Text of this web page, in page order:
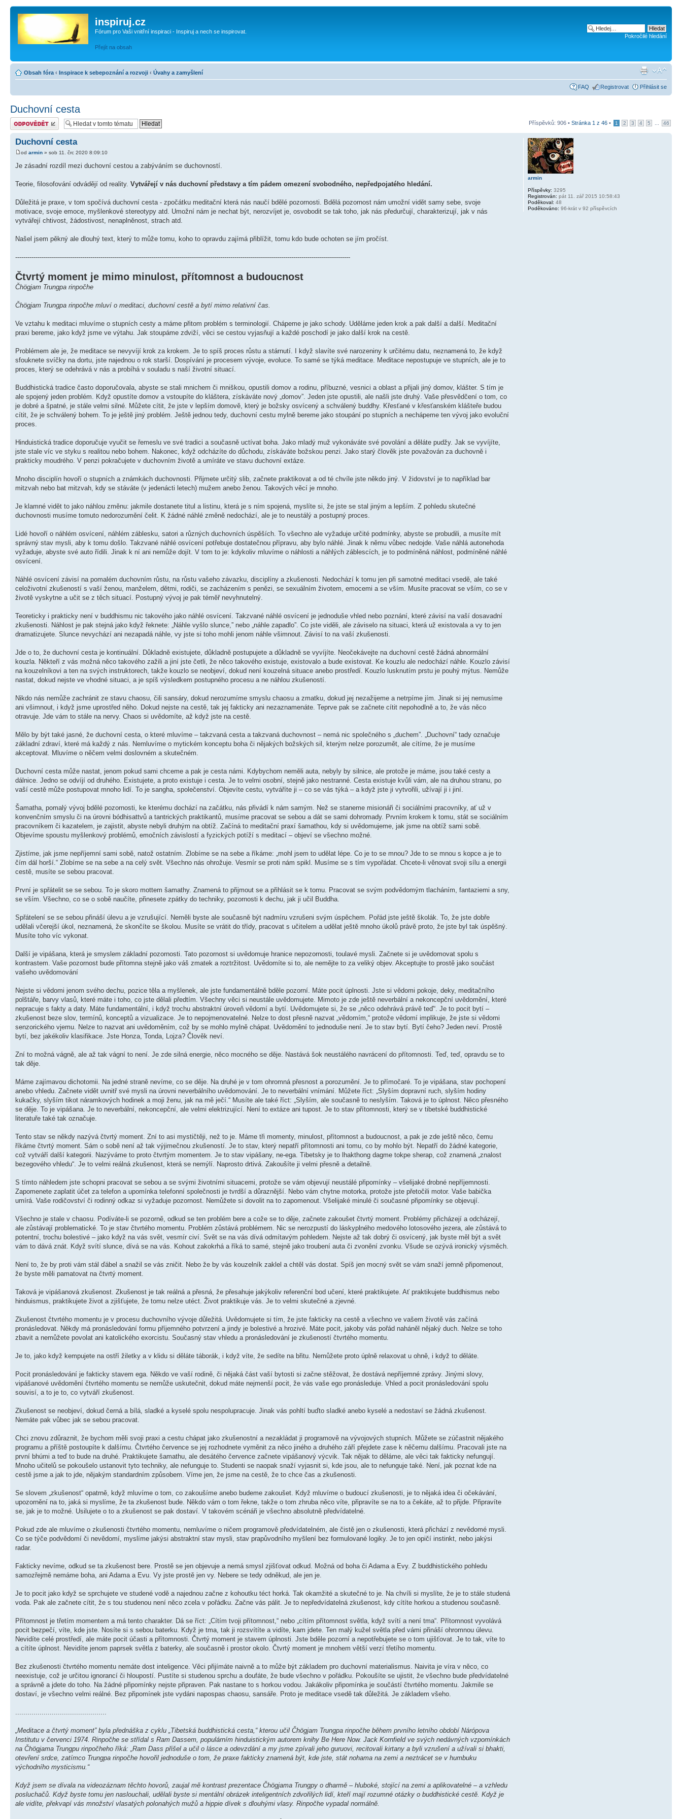
inspiruj.cz
Fórum pro Vaši vnitřní inspiraci - Inspiruj a nech se inspirovat.
Přejít na obsah
Pokročilé hledání
Obsah fóra ‹ Inspirace k sebepoznání a rozvoji ‹ Úvahy a zamyšlení
FAQ Registrovat Přihlásit se
Duchovní cesta
Odeslat odpověď Příspěvků: 906 • Stránka 1 z 46 • 1 2 3 4 5 46
Duchovní cesta
od armin » sob 11. črc 2020 8:09:10
Je zásadní rozdíl mezi duchovní cestou a zabýváním se duchovností.
Teorie, filosofování odvádějí od reality. Vytvářejí v nás duchovní představy a tím pádem omezení svobodného, nepředpojatého hledání.
Důležitá je praxe, v tom spočívá duchovní cesta - zpočátku meditační která nás naučí bdělé pozornosti. Bdělá pozornost nám umožní vidět samy sebe, svoje
motivace, svoje emoce, myšlenkové stereotypy atd. Umožní nám je nechat být, nerozvíjet je, osvobodit se tak toho, jak nás předurčují, charakterizují, jak v nás
vytvářejí chtivost, žádostivost, nenaplněnost, strach atd.
Našel jsem pěkný ale dlouhý text, který to může tomu, koho to opravdu zajímá přiblížit, tomu kdo bude ochoten se jím pročíst.
---------------------------------------------------------------------------------------------------------------------------------------------------------------------
Čtvrtý moment je mimo minulost, přítomnost a budoucnost
Čhögjam Trungpa rinpočhe
Čhögjam Trungpa rinpočhe mluví o meditaci, duchovní cestě a bytí mimo relativní čas.
Ve vztahu k meditaci mluvíme o stupních cesty a máme přitom problém s terminologií. Chápeme je jako schody. Uděláme jeden krok a pak další a další. Meditační
praxi bereme, jako když jsme ve výtahu. Jak stoupáme zdviží, věci se cestou vyjasňují a každé poschodí je jako další krok na cestě.
Problémem ale je, že meditace se nevyvíjí krok za krokem. Je to spíš proces růstu a stárnutí. I když slavíte své narozeniny k určitému datu, neznamená to, že když
sfouknete svíčky na dortu, jste najednou o rok starší. Dospívání je procesem vývoje, evoluce. To samé se týká meditace. Meditace nepostupuje ve stupních, ale je to
proces, který se odehrává v nás a probíhá v souladu s naší životní situací.
Buddhistická tradice často doporučovala, abyste se stali mnichem či mniškou, opustili domov a rodinu, příbuzné, vesnici a oblast a přijali jiný domov, klášter. S tím je
ale spojený jeden problém. Když opustíte domov a vstoupíte do kláštera, získáváte nový „domov”. Jeden jste opustili, ale našli jste druhý. Vaše přesvědčení o tom, co
je dobré a špatné, je stále velmi silné. Můžete cítit, že jste v lepším domově, který je božsky osvícený a schválený buddhy. Křesťané v křesťanském klášteře budou
cítit, že je schválený bohem. To je ještě jiný problém. Ještě jednou tedy, duchovní cestu mylně bereme jako stoupání po stupních a nechápeme ten vývoj jako evoluční
proces.
Hinduistická tradice doporučuje vyučit se řemeslu ve své tradici a současně uctívat boha. Jako mladý muž vykonáváte své povolání a děláte pudžy. Jak se vyvíjíte,
jste stale víc ve styku s realitou nebo bohem. Nakonec, když odcházíte do důchodu, získáváte božskou penzi. Jako starý člověk jste považován za duchovně i
prakticky moudrého. V penzi pokračujete v duchovním životě a umíráte ve stavu duchovní extáze.
Mnoho disciplín hovoří o stupních a známkách duchovnosti. Přijmete určitý slib, začnete praktikovat a od té chvíle jste někdo jiný. V židovství je to například bar
mitzvah nebo bat mitzvah, kdy se stáváte (v jedenácti letech) mužem anebo ženou. Takových věcí je mnoho.
Je klamné vidět to jako náhlou změnu: jakmile dostanete titul a listinu, která je s ním spojená, myslíte si, že jste se stal jiným a lepším. Z pohledu skutečné
duchovnosti musíme tomuto nedorozumění čelit. K žádné náhlé změně nedochází, ale je to neustálý a postupný proces.
Lidé hovoří o náhlém osvícení, náhlém záblesku, satori a různých duchovních úspěších. To všechno ale vyžaduje určité podmínky, abyste se probudili, a musíte mít
správný stav mysli, aby k tomu došlo. Takzvané náhlé osvícení potřebuje dostatečnou přípravu, aby bylo náhlé. Jinak k němu vůbec nedojde. Vaše náhlá autonehoda
vyžaduje, abyste své auto řídili. Jinak k ní ani nemůže dojít. V tom to je: kdykoliv mluvíme o náhlosti a náhlých záblescích, je to podmíněná náhlost, podmíněné náhlé
osvícení.
Náhlé osvícení závisí na pomalém duchovním růstu, na růstu vašeho závazku, disciplíny a zkušenosti. Nedochází k tomu jen při samotné meditaci vsedě, ale také
celoživotní zkušeností s vaší ženou, manželem, dětmi, rodiči, se zacházením s penězi, se sexuálním životem, emocemi a se vším. Musíte pracovat se vším, co se v
životě vyskytne a učit se z těch situací. Postupný vývoj je pak téměř nevyhnutelný.
Teoreticky i prakticky není v buddhismu nic takového jako náhlé osvícení. Takzvané náhlé osvícení je jednoduše vhled nebo poznání, které závisí na vaší dosavadní
zkušenosti. Náhlost je pak stejná jako když řeknete: „Náhle vyšlo slunce,” nebo „náhle zapadlo”. Co jste viděli, ale záviselo na situaci, která už existovala a vy to jen
dramatizujete. Slunce nevychází ani nezapadá náhle, vy jste si toho mohli jenom náhle všimnout. Závisí to na vaší zkušenosti.
Jde o to, že duchovní cesta je kontinuální. Důkladně existujete, důkladně postupujete a důkladně se vyvíjíte. Neočekávejte na duchovní cestě žádná abnormální
kouzla. Někteří z vás možná něco takového zažili a jiní jste četli, že něco takového existuje, existovalo a bude existovat. Ke kouzlu ale nedochází náhle. Kouzlo závisí
na kouzelníkovi a ten na svých instruktorech, takže kouzlo se neobjeví, dokud není kouzelná situace anebo prostředí. Kouzlo lusknutím prstu je pouhý mýtus. Nemůže
nastat, dokud nejste ve vhodné situaci, a je spíš výsledkem postupného procesu a ne náhlou zkušeností.
Nikdo nás nemůže zachránit ze stavu chaosu, čili sansáry, dokud nerozumíme smyslu chaosu a zmatku, dokud jej nezažijeme a netrpíme jím. Jinak si jej nemusíme
ani všimnout, i když jsme uprostřed něho. Dokud nejste na cestě, tak jej fakticky ani nezaznamenáte. Teprve pak se začnete cítit nepohodlně a to, že vás něco
otravuje. Jde vám to stále na nervy. Chaos si uvědomíte, až když jste na cestě.
Mělo by být také jasné, že duchovní cesta, o které mluvíme – takzvaná cesta a takzvaná duchovnost – nemá nic společného s „duchem”. „Duchovní“ tady označuje
základní zdraví, které má každý z nás. Nemluvíme o mytickém konceptu boha či nějakých božských sil, kterým nelze porozumět, ale cítíme, že je musíme
akceptovat. Mluvíme o něčem velmi doslovném a skutečném.
Duchovní cesta může nastat, jenom pokud sami chceme a pak je cesta námi. Kdybychom neměli auta, nebyly by silnice, ale protože je máme, jsou také cesty a
dálnice. Jedno se odvíjí od druhého. Existujete, a proto existuje i cesta. Je to velmi osobní, stejně jako nestranné. Cesta existuje kvůli vám, ale na druhou stranu, po
vaší cestě může postupovat mnoho lidí. To je sangha, společenství. Objevíte cestu, vytváříte ji – co se vás týká – a když jste ji vytvořili, užívají ji i jiní.
Šamatha, pomalý vývoj bdělé pozornosti, ke kterému dochází na začátku, nás přivádí k nám samým. Než se staneme misionáři či sociálními pracovníky, ať už v
konvenčním smyslu či na úrovni bódhisattvů a tantrických praktikantů, musíme pracovat se sebou a dát se sami dohromady. Prvním krokem k tomu, stát se sociálním
pracovníkem či kazatelem, je zajistit, abyste nebyli druhým na obtíž. Začíná to meditační praxí šamathou, kdy si uvědomujeme, jak jsme na obtíž sami sobě.
Objevíme spoustu myšlenkový problémů, emočních závislostí a fyzických potíží s meditací – objeví se všechno možné.
Zjistíme, jak jsme nepříjemní sami sobě, natož ostatním. Zlobíme se na sebe a říkáme: „mohl jsem to udělat lépe. Co je to se mnou? Jde to se mnou s kopce a je to
čím dál horší.“ Zlobíme se na sebe a na celý svět. Všechno nás ohrožuje. Vesmír se proti nám spikl. Musíme se s tím vypořádat. Chcete-li věnovat svoji sílu a energii
cestě, musíte se sebou pracovat.
První je spřátelit se se sebou. To je skoro mottem šamathy. Znamená to přijmout se a přihlásit se k tomu. Pracovat se svým podvědomým tlacháním, fantaziemi a sny,
se vším. Všechno, co se o sobě naučíte, přinesete zpátky do techniky, pozornosti k dechu, jak ji učil Buddha.
Spřátelení se se sebou přináší úlevu a je vzrušující. Neměli byste ale současně být nadmíru vzrušeni svým úspěchem. Pořád jste ještě školák. To, že jste dobře
udělali včerejší úkol, neznamená, že skončíte se školou. Musíte se vrátit do třídy, pracovat s učitelem a udělat ještě mnoho úkolů právě proto, že jste byl tak úspěšný.
Musíte toho víc vykonat.
Další je vipášana, která je smyslem základní pozornosti. Tato pozornost si uvědomuje hranice nepozornosti, toulavé mysli. Začnete si je uvědomovat spolu s
kontrastem. Vaše pozornost bude přítomna stejně jako váš zmatek a roztržitost. Uvědomíte si to, ale nemějte to za veliký objev. Akceptujte to prostě jako součást
vašeho uvědomování
Nejste si vědomi jenom svého dechu, pozice těla a myšlenek, ale jste fundamentálně bděle pozorní. Máte pocit úplnosti. Jste si vědomi pokoje, deky, meditačního
polštáře, barvy vlasů, které máte i toho, co jste dělali předtím. Všechny věci si neustále uvědomujete. Mimoto je zde ještě neverbální a nekoncepční uvědomění, které
nepracuje s fakty a daty. Máte fundamentální, i když trochu abstraktní úroveň vědomí a bytí. Uvědomujete si, že se „něco odehrává právě teď“. Je to pocit bytí –
zkušenost beze slov, termínů, konceptů a vizualizace. Je to nepojmenovatelné. Nelze to dost přesně nazvat „vědomím,“ protože vědomí implikuje, že jste si vědomi
senzorického vjemu. Nelze to nazvat ani uvědoměním, což by se mohlo mylně chápat. Uvědomění to jednoduše není. Je to stav bytí. Bytí čeho? Jeden neví. Prostě
bytí, bez jakékoliv klasifikace. Jste Honza, Tonda, Lojza? Člověk neví.
Zní to možná vágně, ale až tak vágní to není. Je zde silná energie, něco mocného se děje. Nastává šok neustálého navrácení do přítomnosti. Teď, teď, opravdu se to
tak děje.
Máme zajímavou dichotomii. Na jedné straně nevíme, co se děje. Na druhé je v tom ohromná přesnost a porozumění. Je to přímočaré. To je vipášana, stav pochopení
anebo vhledu. Začnete vidět uvnitř své mysli na úrovni neverbálního uvědomování. Je to neverbální vnímání. Můžete říct: „Slyším dopravní ruch, slyším hodiny
kukačky, slyším tikot náramkových hodinek a moji ženu, jak na mě ječí.“ Musíte ale také říct: „Slyším, ale současně to neslyším. Taková je to úplnost. Něco přesného
se děje. To je vipášana. Je to neverbální, nekoncepční, ale velmi elektrizující. Není to extáze ani tupost. Je to stav přítomnosti, který se v tibetské buddhistické
literatuře také tak označuje.
Tento stav se někdy nazývá čtvrtý moment. Zní to asi mystičtěji, než to je. Máme tři momenty, minulost, přítomnost a budoucnost, a pak je zde ještě něco, čemu
říkáme čtvrtý moment. Sám o sobě není až tak výjimečnou zkušeností. Je to stav, který nepatří přítomnosti ani tomu, co by mohlo být. Nepatří do žádné kategorie,
což vytváří další kategorii. Nazýváme to proto čtvrtým momentem. Je to stav vipášany, ne-ega. Tibetsky je to lhakthong dagme tokpe sherap, což znamená „znalost
bezegového vhledu“. Je to velmi reálná zkušenost, která se nemýlí. Naprosto drtivá. Zakoušíte ji velmi přesně a detailně.
S tímto náhledem jste schopni pracovat se sebou a se svými životními situacemi, protože se vám objevují neustálé připomínky – všelijaké drobné nepříjemnosti.
Zapomenete zaplatit účet za telefon a upomínka telefonní společnosti je tvrdší a důraznější. Nebo vám chytne motorka, protože jste přetočili motor. Vaše babička
umírá. Vaše rodičovství či rodinný odkaz si vyžaduje pozornost. Nemůžete si dovolit na to zapomenout. Všelijaké minulé či současné připomínky se objevují.
Všechno je stale v chaosu. Podíváte-li se pozorně, odkud se ten problém bere a cože se to děje, začnete zakoušet čtvrtý moment. Problémy přicházejí a odcházejí,
ale zůstávají problematické. To je stav čtvrtého momentu. Problém zůstává problémem. Nic se nerozpustí do láskyplného medového lotosového jezera, ale zůstává to
potentní, trochu bolestivé – jako když na vás svět, vesmír civí. Svět se na vás dívá odmítavým pohledem. Nejste až tak dobrý či osvícený, jak byste měl být a svět
vám to dává znát. Když svítí slunce, dívá se na vás. Kohout zakokrhá a říká to samé, stejně jako troubení auta či zvonění zvonku. Všude se ozývá ironický výsměch.
Není to, že by proti vám stál ďábel a snažil se vás zničit. Nebo že by vás kouzelník zaklel a chtěl vás dostat. Spíš jen mocný svět se vám snaží jemně připomenout,
že byste měli pamatovat na čtvrtý moment.
Taková je vipášanová zkušenost. Zkušenost je tak reálná a přesná, že přesahuje jakýkoliv referenční bod učení, které praktikujete. Ať praktikujete buddhismus nebo
hinduismus, praktikujete život a zjišťujete, že tomu nelze utéct. Život praktikuje vás. Je to velmi skutečné a zjevné.
Zkušenost čtvrtého momentu je v procesu duchovního vývoje důležitá. Uvědomujete si tím, že jste fakticky na cestě a všechno ve vašem životě vás začíná
pronásledovat. Někdy má pronásledování formu příjemného potvrzení a jindy je bolestivé a hrozivé. Máte pocit, jakoby vás pořád naháněl nějaký duch. Nelze se toho
zbavit a nemůžete povolat ani katolického exorcistu. Současný stav vhledu a pronásledování je zkušeností čtvrtého momentu.
Je to, jako když kempujete na ostří žiletky a v klidu si děláte táborák, i když víte, že sedíte na břitu. Nemůžete proto úplně relaxovat u ohně, i když to děláte.
Pocit pronásledování je fakticky stavem ega. Někdo ve vaší rodině, či nějaká část vaší bytosti si začne stěžovat, že dostává nepříjemné zprávy. Jinými slovy,
vipášanové uvědomění čtvrtého momentu se nemůže uskutečnit, dokud máte nejmenší pocit, že vás vaše ego pronásleduje. Vhled a pocit pronásledování spolu
souvisí, a to je to, co vytváří zkušenost.
Zkušenost se neobjeví, dokud černá a bílá, sladké a kyselé spolu nespolupracuje. Jinak vás pohltí buďto sladké anebo kyselé a nedostaví se žádná zkušenost.
Nemáte pak vůbec jak se sebou pracovat.
Chci znovu zdůraznit, že bychom měli svoji praxi a cestu chápat jako zkušenostní a nezakládat ji programově na vývojových stupních. Můžete se zúčastnit nějakého
programu a příště postoupíte k dalšímu. Čtvrtého července se jej rozhodnete vyměnit za něco jiného a druhého září přejdete zase k něčemu dalšímu. Pracovali jste na
první bhúmi a teď to bude na druhé. Praktikujete šamathu, ale desátého července začnete vipášanový výcvik. Tak nějak to děláme, ale věci tak fakticky nefungují.
Mnoho učitelů se pokoušelo ustanovit tyto techniky, ale nefunguje to. Studenti se naopak snaží vyjasnit si, kde jsou, ale to nefunguje také. Není, jak poznat kde na
cestě jsme a jak to jde, nějakým standardním způsobem. Víme jen, že jsme na cestě, že to chce čas a zkušenosti.
Se slovem „zkušenost“ opatrně, když mluvíme o tom, co zakoušíme anebo budeme zakoušet. Když mluvíme o budoucí zkušenosti, je to nějaká idea či očekávání,
upozornění na to, jaká si myslíme, že ta zkušenost bude. Někdo vám o tom řekne, takže o tom zhruba něco víte, připravíte se na to a čekáte, až to přijde. Připravíte
se, jak je to možné. Usilujete o to a zkušenost se pak dostaví. V takovém scénáři je všechno absolutně předvídatelné.
Pokud zde ale mluvíme o zkušenosti čtvrtého momentu, nemluvíme o ničem programově předvídatelném, ale čistě jen o zkušenosti, která přichází z nevědomé mysli.
Co se týče podvědomí či nevědomí, myslíme jakýsi abstraktní stav mysli, stav prapůvodního myšlení bez formulované logiky. Je to jen opičí instinkt, nebo jakýsi
radar.
Fakticky nevíme, odkud se ta zkušenost bere. Prostě se jen objevuje a nemá smysl zjišťovat odkud. Možná od boha či Adama a Evy. Z buddhistického pohledu
samozřejmě nemáme boha, ani Adama a Evu. Vy jste prostě jen vy. Nebere se tedy odněkud, ale jen je.
Je to pocit jako když se sprchujete ve studené vodě a najednou začne z kohoutku téct horká. Tak okamžité a skutečné to je. Na chvíli si myslíte, že je to stále studená
voda. Pak ale začnete cítit, že s tou studenou není něco zcela v pořádku. Začne vás pálit. Je to nepředvídatelná zkušenost, kdy cítíte horkou a studenou současně.
Přítomnost je třetím momentem a má tento charakter. Dá se říct: „Cítím tvoji přítomnost,“ nebo „cítím přítomnost světla, když svítí a není tma“. Přítomnost vyvolává
pocit bezpečí, víte, kde jste. Nosíte si s sebou baterku. Když je tma, tak ji rozsvítíte a vidíte, kam jdete. Ten malý kužel světla před vámi přináší ohromnou úlevu.
Nevidíte celé prostředí, ale máte pocit účasti a přítomnosti. Čtvrtý moment je stavem úplnosti. Jste bděle pozorní a nepotřebujete se o tom ujišťovat. Je to tak, víte to
a cítíte úplnost. Nevidíte jenom paprsek světla z baterky, ale současně i prostor okolo. Čtvrtý moment je mnohem větší verzí třetího momentu.
Bez zkušenosti čtvrtého momentu nemáte dost inteligence. Věci přijímáte naivně a to může být základem pro duchovní materialismus. Naivita je víra v něco, co
neexistuje, což je určitou ignorancí či hloupostí. Pustíte si studenou sprchu a doufáte, že bude všechno v pořádku. Pokoušíte se ujistit, že všechno bude předvídatelné
a správně a jdete do toho. Na žádné připomínky nejste připraven. Pak nastane to s horkou vodou. Jakákoliv připomínka je součástí čtvrtého momentu. Jakmile se
dostaví, je všechno velmi reálné. Bez připomínek jste vydáni napospas chaosu, sansáře. Proto je meditace vsedě tak důležitá. Je základem všeho.
.............................................
„Meditace a čtvrtý moment” byla přednáška z cyklu „Tibetská buddhistická cesta,“ kterou učil Čhögjam Trungpa rinpočhe během prvního letního období Nárópova
Institutu v červenci 1974. Rinpočhe se střídal s Ram Dassem, populárním hinduistickým autorem knihy Be Here Now. Jack Kornfield ve svých nedávných vzpomínkách
na Čhögjama Trungpu rinpočheho říká: „Ram Dass přišel a učil o lásce a odevzdání a my jsme zpívali jeho guruovi, recitovali kirtany a byli vzrušení a užívali si bhakti,
otevření srdce, zatímco Trungpa rinpočhe hovořil jednoduše o tom, že praxe fakticky znamená být, kde jste, stát nohama na zemi a neztrácet se v humbuku
východního mysticismu.“
Když jsem se dívala na videozáznam těchto hovorů, zaujal mě kontrast prezentace Čhögjama Trungpy o dharmě – hluboké, stojící na zemi a aplikovatelné – a vzhledu
posluchačů. Když byste tomu jen naslouchali, udělali byste si mentální obrázek inteligentních zdvořilých lidí, kteří mají rozumné otázky o buddhistické cestě. Když je
ale vidíte, překvapí vás množství vlasatých polonahých mužů a hippie dívek s dlouhými vlasy. Rinpočhe vypadal normálně.
armin
Příspěvky: 3295
Registrován: pát 11. zář 2015 10:58:43
Poděkoval: 48
Poděkováno: 96-krát v 92 příspěvcích